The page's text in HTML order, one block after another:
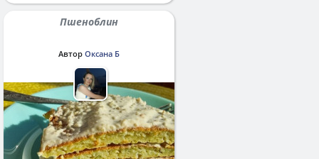
Пшеноблин
Автор Оксана Б